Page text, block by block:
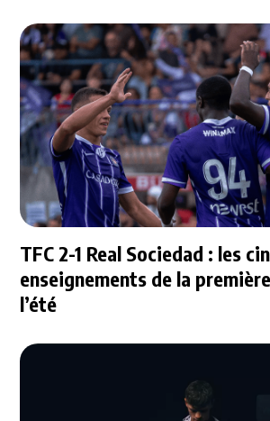
TFC 2-1 Real Sociedad : les
enseignements de la
l’été